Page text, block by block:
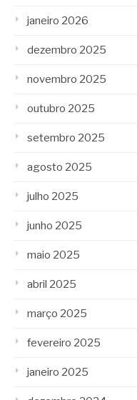
janeiro 2026
dezembro 2025
novembro 2025
outubro 2025
setembro 2025
agosto 2025
julho 2025
junho 2025
maio 2025
abril 2025
março 2025
fevereiro 2025
janeiro 2025